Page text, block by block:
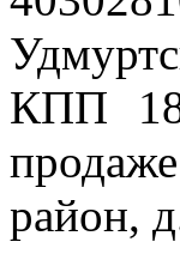
КПП
район,